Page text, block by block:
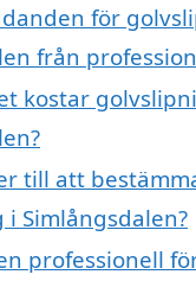
för
från
kostar
till att
Simlångsdalen?
professionell